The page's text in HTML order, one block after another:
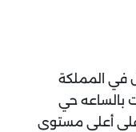
في المملكة
بالساعه حي
على أعلى مستوى